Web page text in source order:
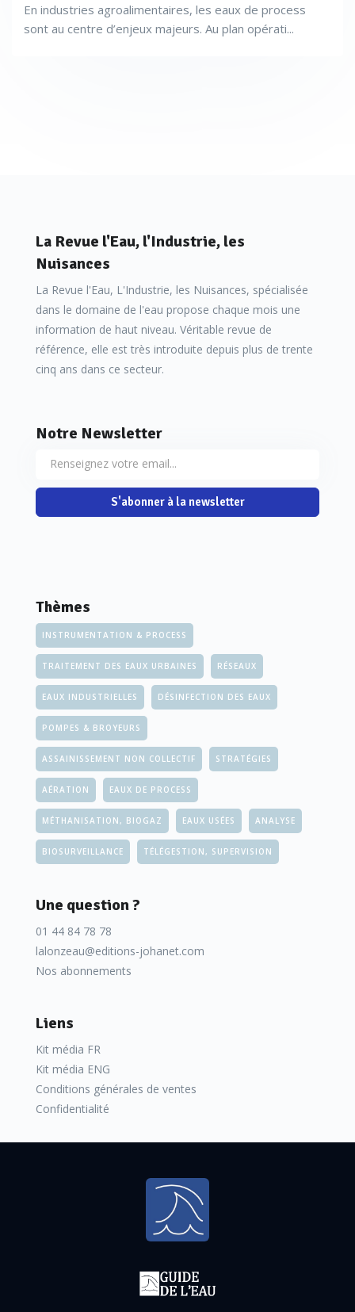
En industries agroalimentaires, les eaux de process
sont au centre d’enjeux majeurs. Au plan opérati...
La Revue l'Eau, l'Industrie, les
Nuisances
La Revue l'Eau, L'Industrie, les Nuisances, spécialisée
dans le domaine de l'eau propose chaque mois une
information de haut niveau. Véritable revue de
référence, elle est très introduite depuis plus de trente
cinq ans dans ce secteur.
Notre Newsletter
S'abonner à la newsletter
Thèmes
INSTRUMENTATION & PROCESS
TRAITEMENT DES EAUX URBAINES RÉSEAUX
EAUX INDUSTRIELLES DÉSINFECTION DES EAUX
POMPES & BROYEURS
ASSAINISSEMENT NON COLLECTIF STRATÉGIES
AÉRATION EAUX DE PROCESS
MÉTHANISATION, BIOGAZ EAUX USÉES ANALYSE
BIOSURVEILLANCE TÉLÉGESTION, SUPERVISION
Une question ?
01 44 84 78 78
lalonzeau@editions-johanet.com
Nos abonnements
Liens
Kit média FR
Kit média ENG
Conditions générales de ventes
Confidentialité